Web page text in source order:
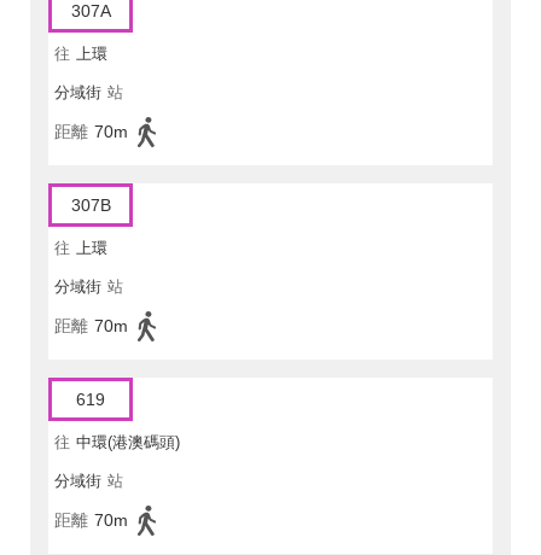
307A
往 上環
分域街 站
距離 70m
307B
往 上環
分域街 站
距離 70m
619
往 中環(港澳碼頭)
分域街 站
距離 70m